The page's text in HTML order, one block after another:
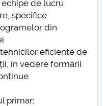
de lucru
specifice
din
eficiente de
în vedere formării
primar;